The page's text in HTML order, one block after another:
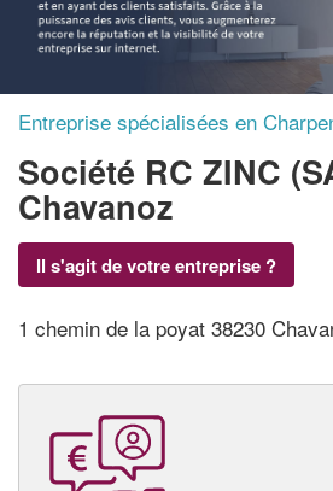
Entreprise spécialisées en
Société RC ZINC
Chavanoz
Il s'agit de votre entreprise ?
1 chemin de la poyat 38230